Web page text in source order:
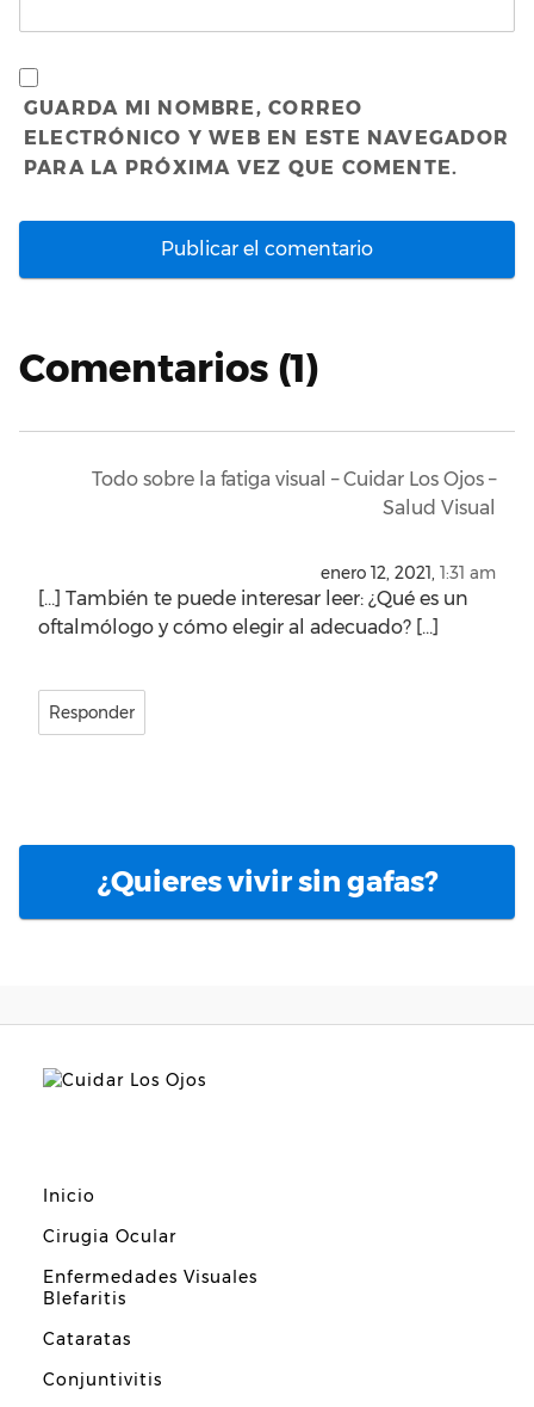
GUARDA MI NOMBRE, CORREO
ELECTRÓNICO Y WEB EN ESTE NAVEGADOR
PARA LA PRÓXIMA VEZ QUE COMENTE.
Comentarios (1)
Todo sobre la fatiga visual – Cuidar Los Ojos –
Salud Visual
enero 12, 2021, 1:31 am
[…] También te puede interesar leer: ¿Qué es un
oftalmólogo y cómo elegir al adecuado? […]
Responder
¿Quieres vivir sin gafas?
Inicio
Cirugia Ocular
Enfermedades Visuales
Blefaritis
Cataratas
Conjuntivitis